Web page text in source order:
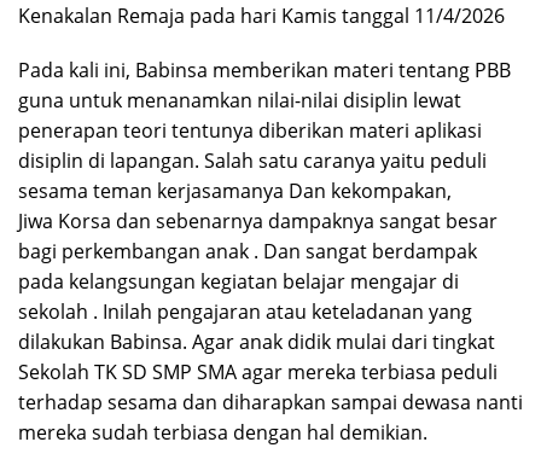
Kenakalan Remaja pada hari Kamis tanggal 11/4/2026
Pada kali ini, Babinsa memberikan materi tentang PBB
guna untuk menanamkan nilai-nilai disiplin lewat
penerapan teori tentunya diberikan materi aplikasi
disiplin di lapangan. Salah satu caranya yaitu peduli
sesama teman kerjasamanya Dan kekompakan,
Jiwa Korsa dan sebenarnya dampaknya sangat besar
bagi perkembangan anak . Dan sangat berdampak
pada kelangsungan kegiatan belajar mengajar di
sekolah . Inilah pengajaran atau keteladanan yang
dilakukan Babinsa. Agar anak didik mulai dari tingkat
Sekolah TK SD SMP SMA agar mereka terbiasa peduli
terhadap sesama dan diharapkan sampai dewasa nanti
mereka sudah terbiasa dengan hal demikian.